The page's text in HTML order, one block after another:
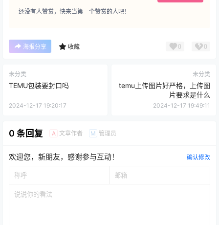
还没有人赞赏，快来当第一个赞赏的人吧！
海报分享 收藏 0 0
未分类
TEMU包装要封口吗
2024-12-17 19:20:17
未分类
temu上传图片好严格，上传图
片要求是什么
2024-12-17 19:49:11
0 条回复 A 文章作者 M 管理员
欢迎您，新朋友，感谢参与互动！ 确认修改